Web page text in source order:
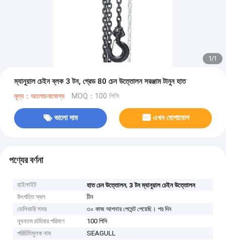
1/1
ম্যানুয়াল চেইন ব্লক 3 টন, গ্রেড 80 চেন উত্তোলন সরঞ্জাম টানুন হাত
মূল্য：আলোচনাযোগ্য MOQ：100 পিসি
ভালো দাম এখন যোগাযোগ
পণ্যের বর্ণনা
হাইলাইট হাত চেন উত্তোলন,3 টন ম্যানুয়াল চেইন উত্তোলন
উৎপত্তি স্থল
চীন
ডেলিভারি সময়
৩০ কাজ আপনার পেমেন্ট পেয়েছি। পর দিন
ন্যূনতম চাহিদার পরিমাণ
100 পিসি
পরিচিতিমুলক নাম
SEAGULL